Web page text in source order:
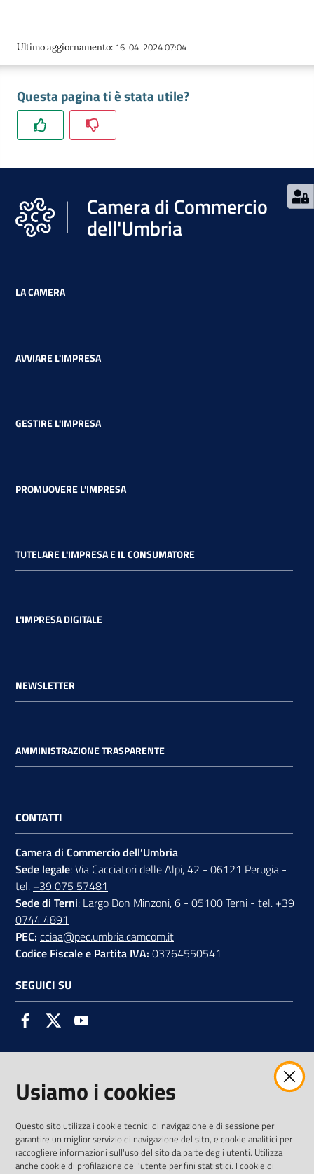
Ultimo aggiornamento: 16-04-2024 07:04
Questa pagina ti è stata utile?
Camera di Commercio
dell'Umbria
LA CAMERA
AVVIARE L'IMPRESA
GESTIRE L'IMPRESA
PROMUOVERE L'IMPRESA
TUTELARE L'IMPRESA E IL CONSUMATORE
L'IMPRESA DIGITALE
NEWSLETTER
AMMINISTRAZIONE TRASPARENTE
CONTATTI
Camera di Commercio dell’Umbria
Sede legale: Via Cacciatori delle Alpi, 42 - 06121 Perugia -
tel. +39 075 57481
Sede di Terni: Largo Don Minzoni, 6 - 05100 Terni - tel. +39
0744 4891
PEC: cciaa@pec.umbria.camcom.it
Codice Fiscale e Partita IVA: 03764550541
SEGUICI SU
FacebookTwitter
AMMINISTRAZIONE TRASPARENTE INTERCAM S.C.A.R.L.
Usiamo i cookies
Questo sito utilizza i cookie tecnici di navigazione e di sessione per
garantire un miglior servizio di navigazione del sito, e cookie analitici per
raccogliere informazioni sull'uso del sito da parte degli utenti. Utilizza
anche cookie di profilazione dell'utente per fini statistici. I cookie di